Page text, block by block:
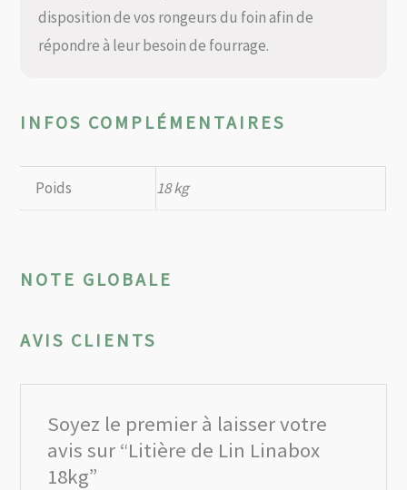
disposition de vos rongeurs du foin afin de
répondre à leur besoin de fourrage.
INFOS COMPLÉMENTAIRES
Poids 18 kg
NOTE GLOBALE
AVIS CLIENTS
Soyez le premier à laisser votre
avis sur “Litière de Lin Linabox
18kg”